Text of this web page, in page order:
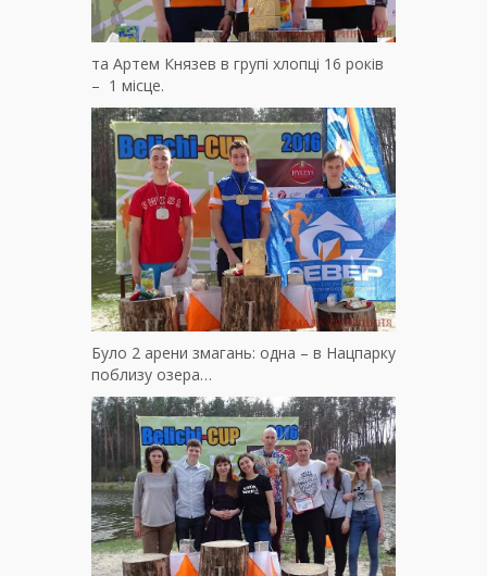
та Артем Князев в групі хлопці 16 років
– 1 місце.
Було 2 арени змагань: одна – в Нацпарку
поблизу озера…